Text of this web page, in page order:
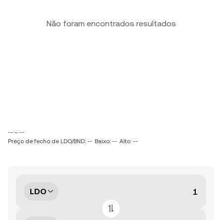
Não foram encontrados resultados
-- ~ --
Preço de fecho de LDO/BND: -- Baixo: -- Alto: --
LDO